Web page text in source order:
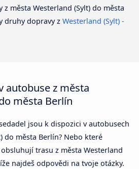
města Westerland (Sylt) do města
druhy dopravy z Westerland (Sylt) -
autobuse z města
města Berlín
jsou k dispozici v autobusech
do města Berlín? Nebo které
trasu z města Westerland
najdeš odpovědi na tvoje otázky.